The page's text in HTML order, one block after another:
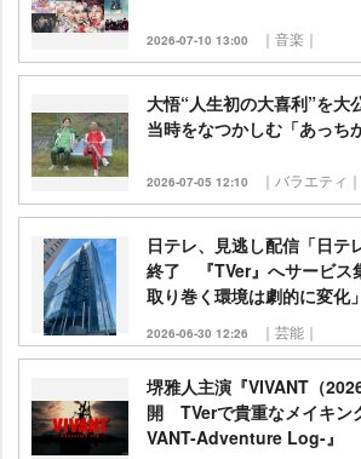
2026-07-10 13:00 ｜音楽｜
大悟“人生初の大喜利”を
当時をなつかしむ「あっち
2026-07-05 12:10 ｜バラエティ｜
日テレ、見逃し配信「日テ
終了 『TVer』へサービス
取り巻く環境は劇的に変化」
2026-06-30 12:26 ｜芸能｜
堺雅人主演『VIVANT（
開 TVerで貴重なメイキン
VANT-Adventure Log-』